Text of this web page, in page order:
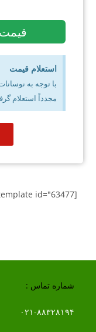
قیمت : 39,504,000
استعلام قیمت
با توجه به
مجدداً استعلام
[elementor-template id="63477"]
شماره تماس :
۰۲۱-۸۸۳۲۸۱۹۴